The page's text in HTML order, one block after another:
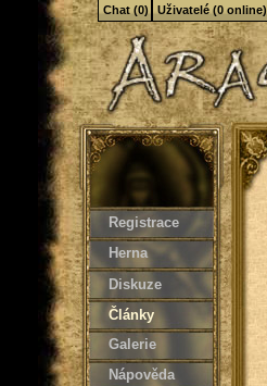
Registrace
Herna
Diskuze
Články
Galerie
Nápověda
Chat (0) Uživatelé (0 online)